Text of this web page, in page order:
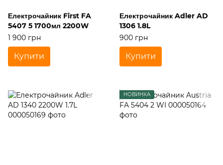
Електрочайник First FA
5407 5 1700мл 2200W
1 900 грн
Купити
Електрочайник Adler AD
1306 1.8L
900 грн
Купити
НОВИНКА